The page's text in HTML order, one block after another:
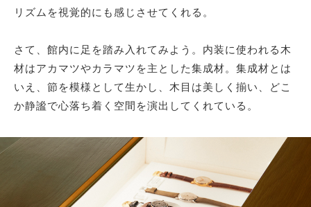
リズムを視覚的にも感じさせてくれる。
さて、館内に足を踏み入れてみよう。内装に使われる木
材はアカマツやカラマツを主とした集成材。集成材とは
いえ、節を模様として生かし、木目は美しく揃い、どこ
か静謐で心落ち着く空間を演出してくれている。